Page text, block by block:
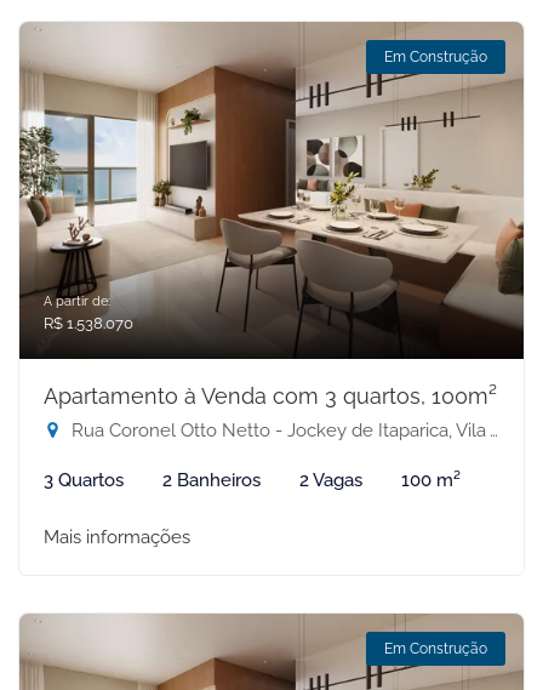
Em Construção
A partir de:
R$ 1.538.070
Apartamento à Venda com 3 quartos, 100m²
Rua Coronel Otto Netto - Jockey de Itaparica, Vila Velha-ES
3 Quartos 2 Banheiros 2 Vagas 100 m²
Mais informações
Em Construção